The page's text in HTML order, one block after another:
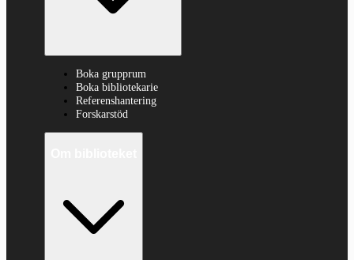
Boka grupprum
Boka bibliotekarie
Referenshantering
Forskarstöd